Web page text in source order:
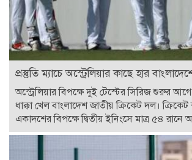
প্রস্তুতি ম্যাচে অস্ট্রেলিয়ার কাছে হার
অস্ট্রেলিয়ার বিপক্ষে দুই টেস্টের সিরিজ শুরুর আগে
ধাক্কা খেল বাংলাদেশ জাতীয় ক্রিকেট দল। ক্রিকেট
একাদশের বিপক্ষে দ্বিতীয় ইনিংসে মাত্র ৫৪